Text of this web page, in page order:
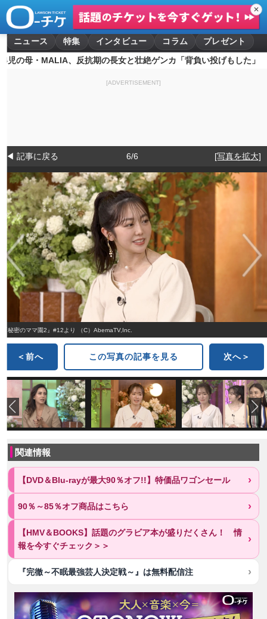
✕
ニュース 特集 インタビュー コラム
プレゼント
4児の母・MALIA、反抗期の長女と壮絶ゲンカ「背負い投げもした」
[ADVERTISEMENT]
◀ 記事に戻る 6/6 [写真を拡大]
『秘密のママ園2』#12より （C）AbemaTV,Inc.
＜前へ この写真の記事を見る 次へ＞
関連情報
【DVD＆Blu-rayが最大90％オフ!!】特価品ワゴンセール
90％～85％オフ商品はこちら
【HMV＆BOOKS】話題のグラビア本が盛りだくさん！ 情
報を今すぐチェック＞＞
『完徹～不眠最強芸人決定戦～』は無料配信注